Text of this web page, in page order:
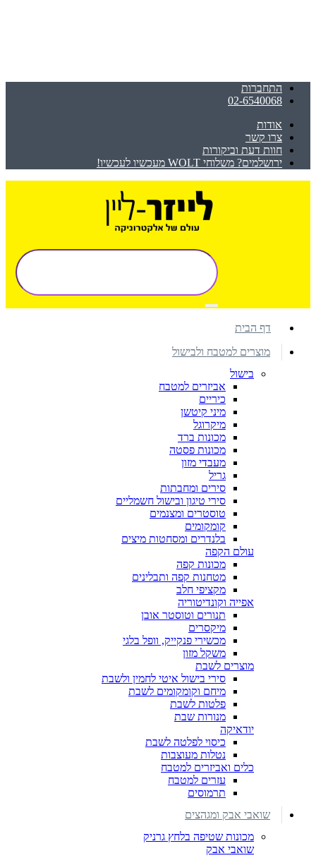
התחברות
02-6540068
אודות
צרו קשר
חוות דעת וביקורות
ירושלמים? משלוחי WOLT מעכשיו לעכשיו!
דף הבית
מוצרים למטבח ולבישול
בישול
אביזרים למטבח
כיריים
מיני קיטשן
מיקרוגל
מכונות ברד
מכונות פסטה
מעבדי מזון
גריל
סירים ומחבתות
סירי טיגון ובישול חשמליים
טוסטרים ומצנמים
קומקומים
בלנדרים ומסחטות מיצים
עולם הקפה
מכונות קפה
מטחנות קפה ותבלינים
מקציפי חלב
אפייה וקונדיטוריה
תנורים וטוסטר אובן
מיקסרים
מכשירי פנקייק, וופל בלגי
משקל מזון
מוצרים לשבת
סירי בישול איטי לחמין ולשבת
מיחם וקומקומים לשבת
פלטות לשבת
מנורות שבת
יודאיקה
כיסוי לפלטה לשבת
נטלות מעוצבות
כלים ואביזרים למטבח
עזרים למטבח
תרמוסים
שואבי אבק ומגהצים
מכונות שטיפה בלחץ גרניק
שואבי אבק